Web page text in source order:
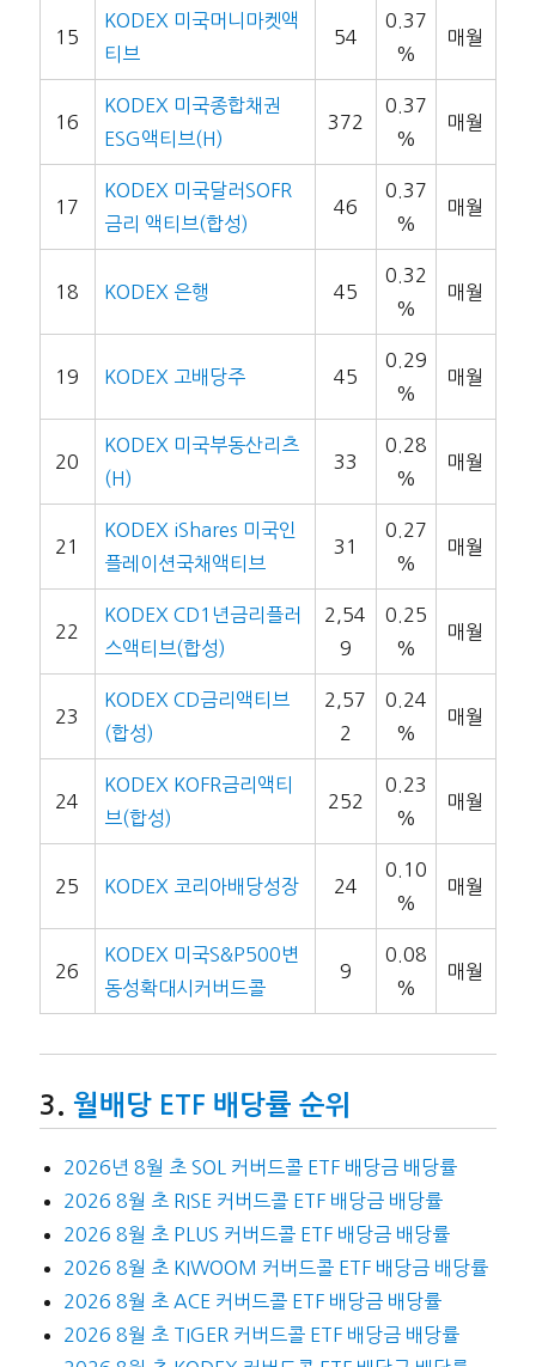
15
KODEX 미국머니마켓액
티브
54
0.37
%
매월
16
KODEX 미국종합채권
ESG액티브(H)
372
0.37
%
매월
17
KODEX 미국달러SOFR
금리 액티브(합성)
46
0.37
%
매월
18 KODEX 은행 45
0.32
%
매월
19 KODEX 고배당주 45
0.29
%
매월
20
KODEX 미국부동산리츠
(H)
33
0.28
%
매월
21
KODEX iShares 미국인
플레이션국채액티브
31
0.27
%
매월
22
KODEX CD1년금리플러
스액티브(합성)
2,54
9
0.25
%
매월
23
KODEX CD금리액티브
(합성)
2,57
2
0.24
%
매월
24
KODEX KOFR금리액티
브(합성)
252
0.23
%
매월
25 KODEX 코리아배당성장 24
0.10
%
매월
26
KODEX 미국S&P500변
동성확대시커버드콜
9
0.08
%
매월
월배당 ETF 배당률 순위
2026년 8월 초 SOL 커버드콜 ETF 배당금 배당률
2026 8월 초 RISE 커버드콜 ETF 배당금 배당률
2026 8월 초 PLUS 커버드콜 ETF 배당금 배당률
2026 8월 초 KIWOOM 커버드콜 ETF 배당금 배당률
2026 8월 초 ACE 커버드콜 ETF 배당금 배당률
2026 8월 초 TIGER 커버드콜 ETF 배당금 배당률